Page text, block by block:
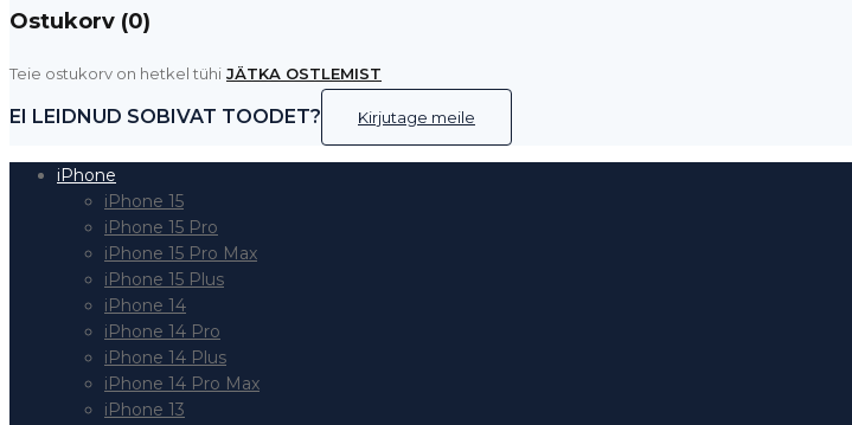
Ostukorv (0)
Teie ostukorv on hetkel tühi JÄTKA OSTLEMIST
EI LEIDNUD SOBIVAT TOODET? Kirjutage meile
iPhone
iPhone 15
iPhone 15 Pro
iPhone 15 Pro Max
iPhone 15 Plus
iPhone 14
iPhone 14 Pro
iPhone 14 Plus
iPhone 14 Pro Max
iPhone 13